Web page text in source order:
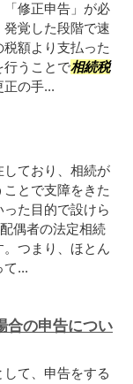
修正申告」が必
覚した段階で速
額より支払った
行うことで相続税
正の手...
ており、相続が
ことで支障をきた
た目的で設けら
偶者の法定相続
つまり、ほとん
て...
合の申告につい
して、申告をする